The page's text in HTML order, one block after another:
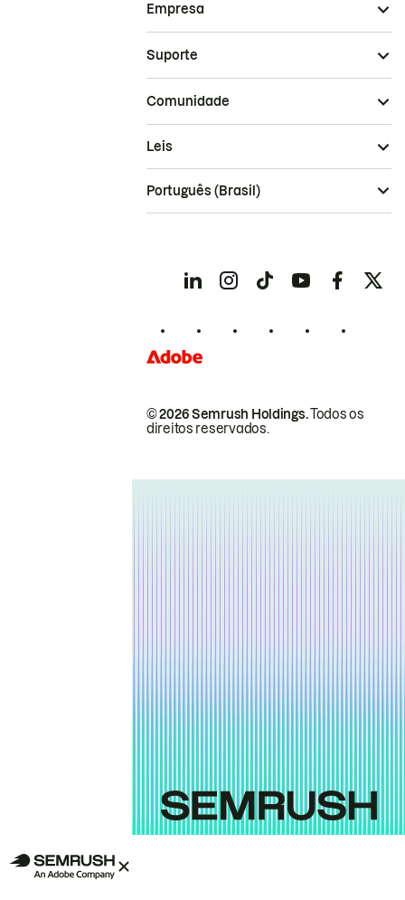
Empresa
Suporte
Comunidade
© 2026 Semrush Holdings.Todos os
direitos reservados.
Leis
Português (Brasil)